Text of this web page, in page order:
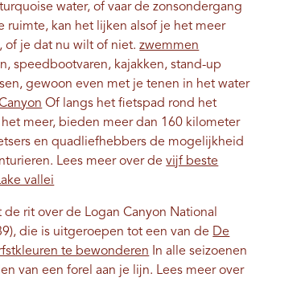
water, of vaar de zonsondergang
ruimte, kan het lijken alsof je het meer
of je dat nu wilt of niet.zwemmen
speedbootvaren, kajakken, stand-up
gewoon even met je tenen in het water
Of langs het fietspad rond het
meer, bieden meer dan 160 kilometer
en quadliefhebbers de mogelijkheid
Lees meer over devijf beste
vallei
rit over de Logan Canyon National
die is uitgeroepen tot een van de De
te bewonderen In alle seizoenen
van een forel aan je lijn. Lees meer over